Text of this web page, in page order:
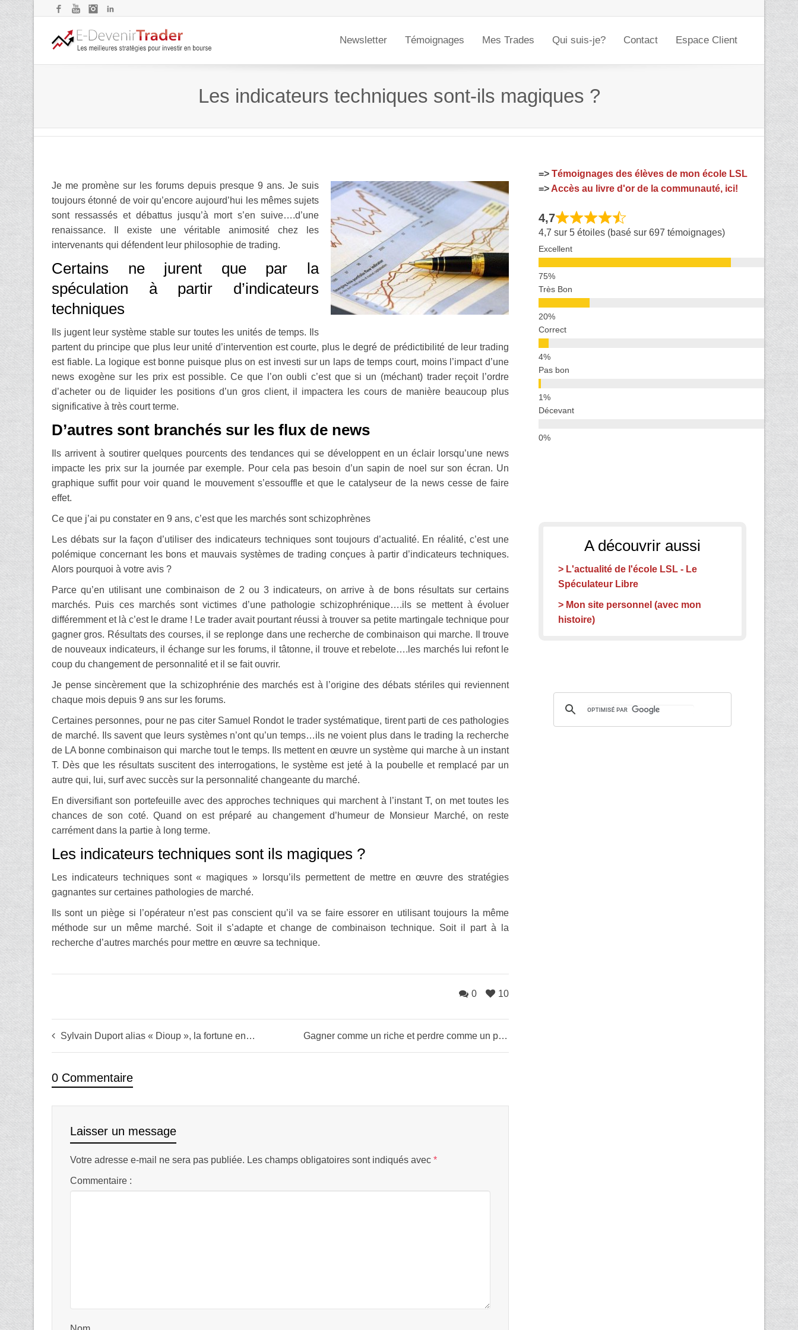
FacebookYouTubeInstagram
Newsletter Témoignages Mes Trades Qui suis-je? Contact Espace Client
Les indicateurs techniques sont-ils magiques ?
Je me promène sur les forums depuis presque 9 ans. Je suis
toujours étonné de voir qu’encore aujourd’hui les mêmes sujets
sont ressassés et débattus jusqu’à mort s’en suive….d’une
renaissance. Il existe une véritable animosité chez les
intervenants qui défendent leur philosophie de trading.
Certains ne jurent que par la
spéculation à partir d’indicateurs
techniques
Ils jugent leur système stable sur toutes les unités de temps. Ils
partent du principe que plus leur unité d’intervention est courte, plus le degré de prédictibilité de leur trading
est fiable. La logique est bonne puisque plus on est investi sur un laps de temps court, moins l’impact d’une
news exogène sur les prix est possible. Ce que l’on oubli c’est que si un (méchant) trader reçoit l’ordre
d’acheter ou de liquider les positions d’un gros client, il impactera les cours de manière beaucoup plus
significative à très court terme.
D’autres sont branchés sur les flux de news
Ils arrivent à soutirer quelques pourcents des tendances qui se développent en un éclair lorsqu’une news
impacte les prix sur la journée par exemple. Pour cela pas besoin d’un sapin de noel sur son écran. Un
graphique suffit pour voir quand le mouvement s’essouffle et que le catalyseur de la news cesse de faire
effet.
Ce que j’ai pu constater en 9 ans, c’est que les marchés sont schizophrènes
Les débats sur la façon d’utiliser des indicateurs techniques sont toujours d’actualité. En réalité, c’est une
polémique concernant les bons et mauvais systèmes de trading conçues à partir d’indicateurs techniques.
Alors pourquoi à votre avis ?
Parce qu’en utilisant une combinaison de 2 ou 3 indicateurs, on arrive à de bons résultats sur certains
marchés. Puis ces marchés sont victimes d’une pathologie schizophrénique….ils se mettent à évoluer
différemment et là c’est le drame ! Le trader avait pourtant réussi à trouver sa petite martingale technique pour
gagner gros. Résultats des courses, il se replonge dans une recherche de combinaison qui marche. Il trouve
de nouveaux indicateurs, il échange sur les forums, il tâtonne, il trouve et rebelote….les marchés lui refont le
coup du changement de personnalité et il se fait ouvrir.
Je pense sincèrement que la schizophrénie des marchés est à l’origine des débats stériles qui reviennent
chaque mois depuis 9 ans sur les forums.
Certaines personnes, pour ne pas citer Samuel Rondot le trader systématique, tirent parti de ces pathologies
de marché. Ils savent que leurs systèmes n’ont qu’un temps…ils ne voient plus dans le trading la recherche
de LA bonne combinaison qui marche tout le temps. Ils mettent en œuvre un système qui marche à un instant
T. Dès que les résultats suscitent des interrogations, le système est jeté à la poubelle et remplacé par un
autre qui, lui, surf avec succès sur la personnalité changeante du marché.
En diversifiant son portefeuille avec des approches techniques qui marchent à l’instant T, on met toutes les
chances de son coté. Quand on est préparé au changement d’humeur de Monsieur Marché, on reste
carrément dans la partie à long terme.
Les indicateurs techniques sont ils magiques ?
Les indicateurs techniques sont « magiques » lorsqu’ils permettent de mettre en œuvre des stratégies
gagnantes sur certaines pathologies de marché.
Ils sont un piège si l’opérateur n’est pas conscient qu’il va se faire essorer en utilisant toujours la même
méthode sur un même marché. Soit il s’adapte et change de combinaison technique. Soit il part à la
recherche d’autres marchés pour mettre en œuvre sa technique.
10
0
Sylvain Duport alias « Dioup », la fortune en moins de 2 ans : son secret Gagner comme un riche et perdre comme un pauvre
0 Commentaire
Laisser un message
Votre adresse e-mail ne sera pas publiée. Les champs obligatoires sont indiqués avec *
Commentaire :
=> Témoignages des élèves de mon école LSL
=> Accès au livre d'or de la communauté, ici!
4,7
4,7 sur 5 étoiles (basé sur 697 témoignages)
Excellent
Très Bon
Correct
Pas bon
Décevant
A découvrir aussi
> L'actualité de l'école LSL - Le
Spéculateur Libre
> Mon site personnel (avec mon
histoire)